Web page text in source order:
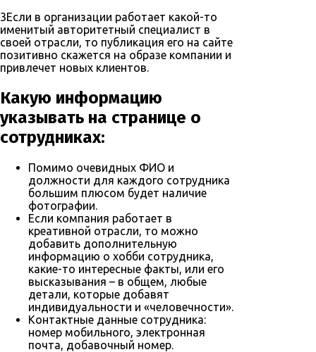
3Если в организации работает какой-то
именитый авторитетный специалист в
своей отрасли, то публикация его на сайте
позитивно скажется на образе компании и
привлечет новых клиентов.
Какую информацию
указывать на странице о
сотрудниках:
Помимо очевидных ФИО и
должности для каждого сотрудника
большим плюсом будет наличие
фотографии.
Если компания работает в
креативной отрасли, то можно
добавить дополнительную
информацию о хобби сотрудника,
какие-то интересные факты, или его
высказывания – в общем, любые
детали, которые добавят
индивидуальности и «человечности».
Контактные данные сотрудника:
номер мобильного, электронная
почта, добавочный номер.